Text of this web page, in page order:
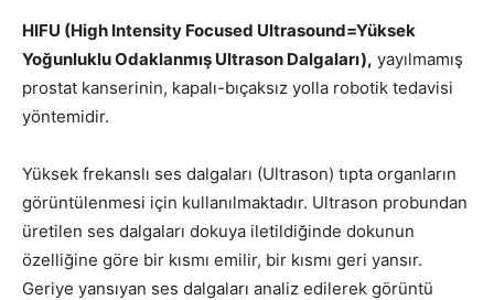
HIFU (High Intensity Focused Ultrasound=Yüksek
Yoğunluklu Odaklanmış Ultrason Dalgaları), yayılmamış
prostat kanserinin, kapalı-bıçaksız yolla robotik tedavisi
yöntemidir.
Yüksek frekanslı ses dalgaları (Ultrason) tıpta organların
görüntülenmesi için kullanılmaktadır. Ultrason probundan
üretilen ses dalgaları dokuya iletildiğinde dokunun
özelliğine göre bir kısmı emilir, bir kısmı geri yansır.
Geriye yansıyan ses dalgaları analiz edilerek görüntü